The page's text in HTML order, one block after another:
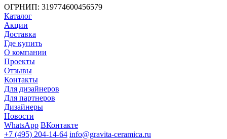
ОГРНИП: 319774600456579
Каталог
Акции
Доставка
Где купить
О компании
Проекты
Отзывы
Контакты
Для дизайнеров
Для партнеров
Дизайнеры
Новости
WhatsApp ВКонтакте
+7 (495) 204-14-64 info@gravita-ceramica.ru